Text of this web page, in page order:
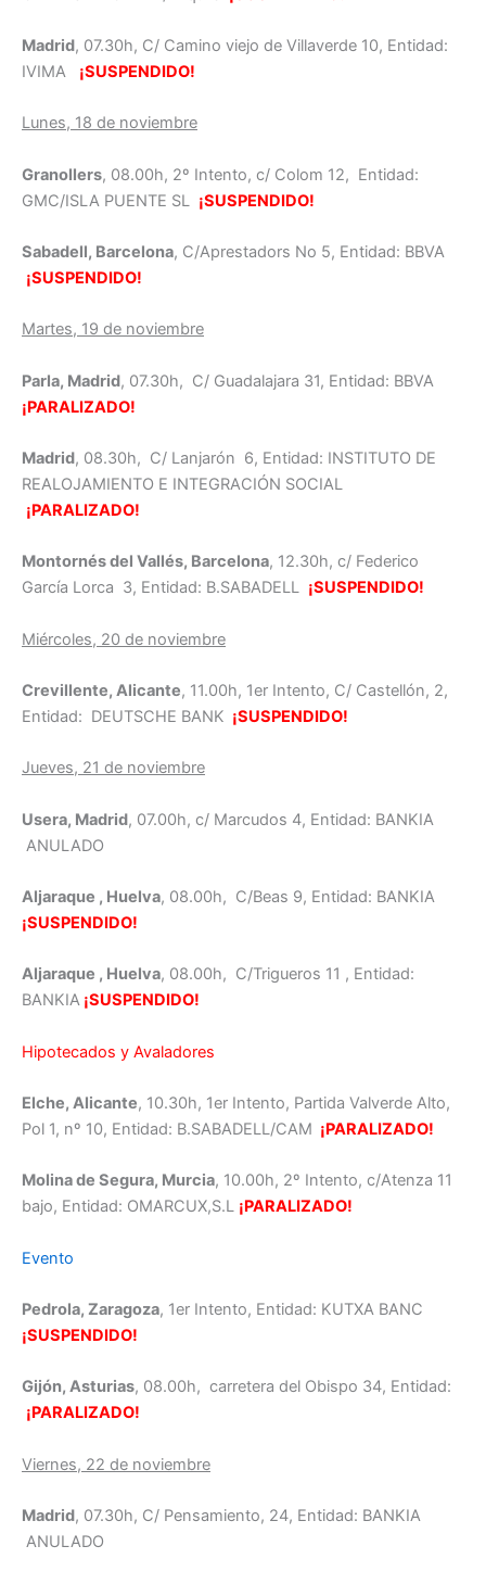
Madrid, 07.30h, C/ Camino viejo de Villaverde 10, Entidad:
IVIMA ¡SUSPENDIDO!
Lunes, 18 de noviembre
Granollers, 08.00h, 2º Intento, c/ Colom 12, Entidad:
GMC/ISLA PUENTE SL ¡SUSPENDIDO!
Sabadell, Barcelona, C/Aprestadors No 5, Entidad: BBVA
¡SUSPENDIDO!
Martes, 19 de noviembre
Parla, Madrid, 07.30h, C/ Guadalajara 31, Entidad: BBVA
¡PARALIZADO!
Madrid, 08.30h, C/ Lanjarón 6, Entidad: INSTITUTO DE
REALOJAMIENTO E INTEGRACIÓN SOCIAL
¡PARALIZADO!
Montornés del Vallés, Barcelona, 12.30h, c/ Federico
García Lorca 3, Entidad: B.SABADELL ¡SUSPENDIDO!
Miércoles, 20 de noviembre
Crevillente, Alicante, 11.00h, 1er Intento, C/ Castellón, 2,
Entidad: DEUTSCHE BANK ¡SUSPENDIDO!
Jueves, 21 de noviembre
Usera, Madrid, 07.00h, c/ Marcudos 4, Entidad: BANKIA
ANULADO
Aljaraque , Huelva, 08.00h, C/Beas 9, Entidad: BANKIA
¡SUSPENDIDO!
Aljaraque , Huelva, 08.00h, C/Trigueros 11 , Entidad:
BANKIA ¡SUSPENDIDO!
Hipotecados y Avaladores
Elche, Alicante, 10.30h, 1er Intento, Partida Valverde Alto,
Pol 1, nº 10, Entidad: B.SABADELL/CAM ¡PARALIZADO!
Molina de Segura, Murcia, 10.00h, 2º Intento, c/Atenza 11
bajo, Entidad: OMARCUX,S.L ¡PARALIZADO!
Evento
Pedrola, Zaragoza, 1er Intento, Entidad: KUTXA BANC
¡SUSPENDIDO!
Gijón, Asturias, 08.00h, carretera del Obispo 34, Entidad:
¡PARALIZADO!
Viernes, 22 de noviembre
Madrid, 07.30h, C/ Pensamiento, 24, Entidad: BANKIA
ANULADO